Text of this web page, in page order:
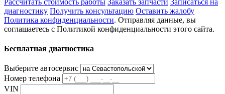
Рассчитать стоимость работы Заказать запчасти Записаться на
диагностику Получить консультацию Оставить жалобу
Политика конфиденциальности. Отправляя данные, вы
соглашаетесь с Политикой конфиденциальности этого сайта.
Бесплатная диагностика
Выберите автосервис
Номер телефона
VIN